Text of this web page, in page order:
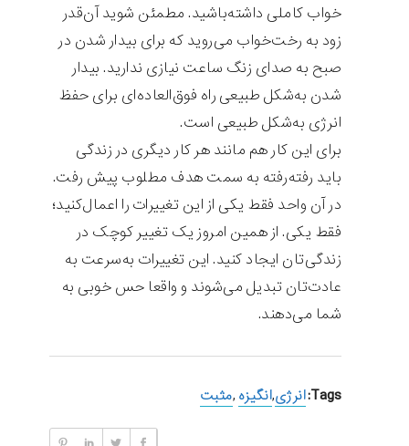
خواب کاملی داشته‌باشید. مطمئن شوید آن‌قدر
زود به رخت‌خواب می‌روید که برای بیدار شدن در
صبح به صدای زنگ ساعت نیازی ندارید. بیدار
شدن به‌شکل طبیعی راه فوق‌العاده‌ای برای حفظ
انرژی به‌شکل طبیعی است.
برای این کار هم مانند هر کار دیگری در زندگی
باید رفته‌رفته به سمت هدف مطلوب پیش رفت.
در آن واحد فقط یکی از این تغییرات را اعمال‌کنید؛
فقط یکی. از همین امروز یک تغییر کوچک در
زندگی‌تان ایجاد کنید. این تغییرات به‌سرعت به
عادت‌تان تبدیل می‌شوند و واقعا حس خوبی به
شما می‌دهند.
Tags: انرژی,انگیزه ,مثبت